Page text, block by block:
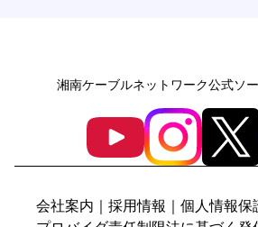
湘南ケーブルネットワーク公式ソ
会社案内 採用情報 個人情報保